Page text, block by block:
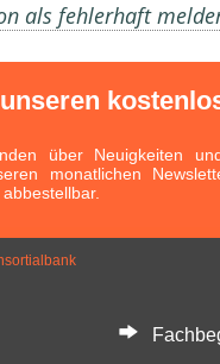
als fehlerhaft
über Neuigkeiten
monatlichen